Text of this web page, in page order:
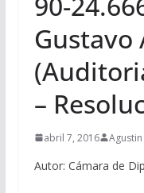
Gustavo
–
abril 7, 2016
Autor: Cámara de